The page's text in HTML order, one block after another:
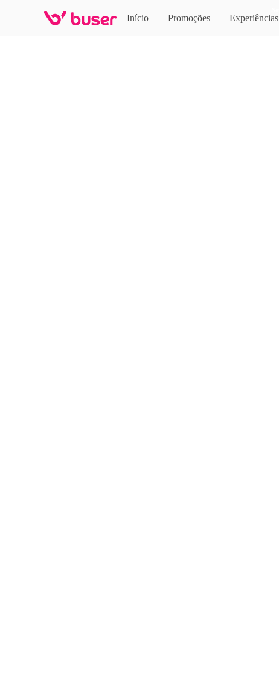
Início Promoções Experiências
Home